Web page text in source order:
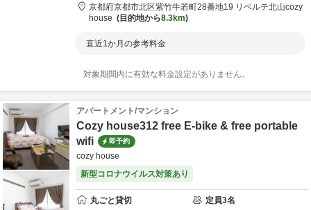
京都府京都市北区紫竹牛若町28番地19 リベルテ北山cozy
house
目的地から8.3km
直近1か月の参考料金
対象期間内に有効な料金設定がありません。
アパートメント/マンション
Cozy house312 free E-bike & free portable
wifi
即予約
cozy house
新型コロナウイルス対策あり
丸ごと貸切 定員3名